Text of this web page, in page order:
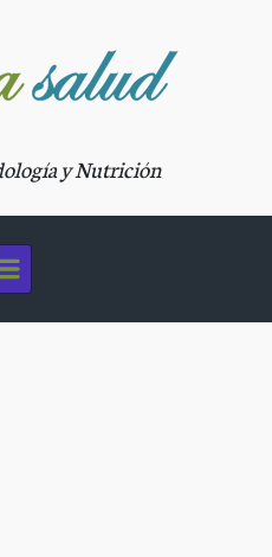
y Nutrición